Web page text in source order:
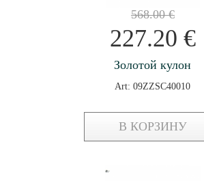
568.00€
227.20 €
Золотой кулон
Art: 09ZZSC40010
В КОРЗИНУ